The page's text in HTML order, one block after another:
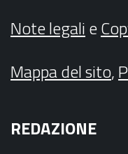
Note legalie
Mappa del sito,
REDAZIONE